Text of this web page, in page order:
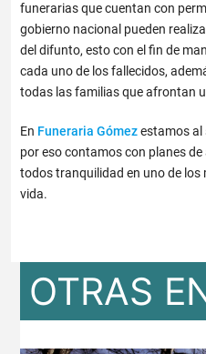
funerarias que cuentan con
gobierno nacional pueden
del difunto, esto con el fin de
cada uno de los fallecidos,
todas las familias que afrontan
En Funeraria Gómezestamos al
por eso contamos con planes
todos tranquilidad en uno de los
vida.
OTRAS